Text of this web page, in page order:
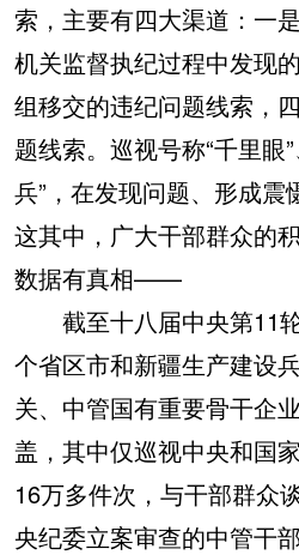
索，主要有四大渠道：一
机关监督执纪过程中发现
组移交的违纪问题线索，
题线索。巡视号称“千里眼
兵”，在发现问题、形成震
这其中，广大干部群众的
数据有真相——
截至十八届中央第11轮
个省区市和新疆生产建设
关、中管国有重要骨干企
盖，其中仅巡视中央和国
16万多件次，与干部群众
央纪委立案审查的中管干